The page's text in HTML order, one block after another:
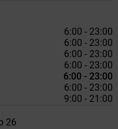
6:00 - 23:00
6:00 - 23:00
6:00 - 23:00
6:00 - 23:00
6:00 - 23:00
6:00 - 23:00
9:00 - 21:00
26